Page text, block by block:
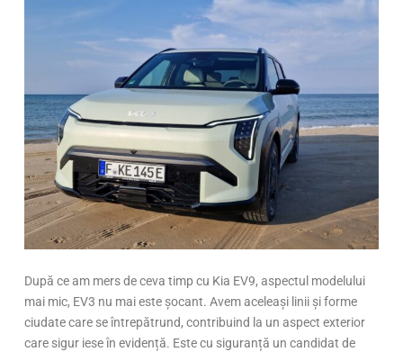
După ce am mers de ceva timp cu Kia EV9, aspectul modelului
mai mic, EV3 nu mai este șocant. Avem aceleași linii și forme
ciudate care se întrepătrund, contribuind la un aspect exterior
care sigur iese în evidență. Este cu siguranță un candidat de